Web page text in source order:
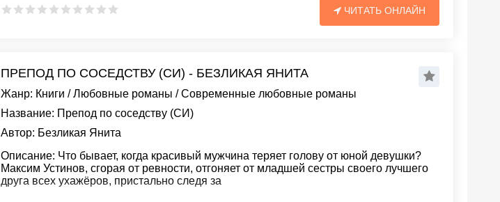
ЧИТАТЬ ОНЛАЙН
ПРЕПОД ПО СОСЕДСТВУ (СИ) - БЕЗЛИКАЯ ЯНИТА
Жанр: Книги /Любовные романы /Современные любовные романы
Название: Препод по соседству (СИ)
Автор: Безликая Янита
Описание: Что бывает, когда красивый мужчина теряет голову от юной девушки?
Максим Устинов, сгорая от ревности, отгоняет от младшей сестры своего лучшего
друга всех ухажёров, пристально следя за